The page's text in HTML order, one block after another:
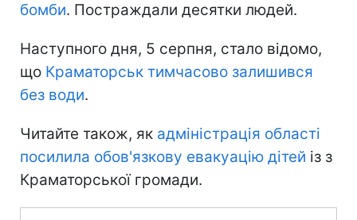
бомби. Постраждали десятки людей.
Наступного дня, 5 серпня, стало відомо,
що Краматорськ тимчасово залишився
без води.
Читайте також, як адміністрація області
посилила обов'язкову евакуацію дітей із з
Краматорської громади.